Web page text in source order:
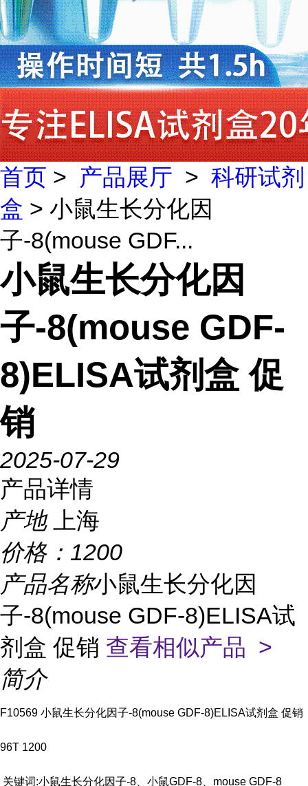
首页 > 产品展厅 > 科研试剂
盒 > 小鼠生长分化因
子-8(mouse GDF...
小鼠生长分化因
子-8(mouse GDF-
8)ELISA试剂盒 促
销
2025-07-29
产品详情
产地
上海
价格： 1200
产品名称小鼠生长分化因
子-8(mouse GDF-8)ELISA试
剂盒 促销 查看相似产品 >
简介
F10569 小鼠生长分化因子-8(mouse GDF-8)ELISA试剂盒 促销
96T 1200
关键词:小鼠生长分化因子-8、小鼠GDF-8、mouse GDF-8